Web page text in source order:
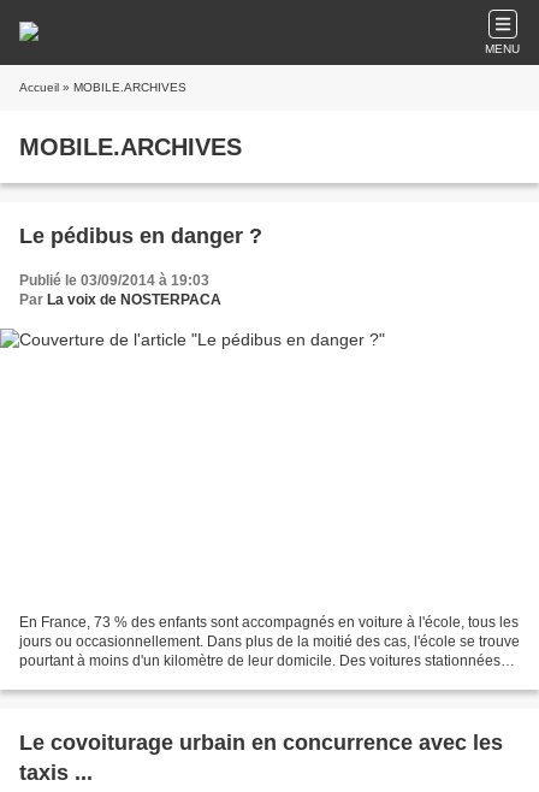
MENU
Accueil » MOBILE.ARCHIVES
MOBILE.ARCHIVES
Le pédibus en danger ?
Publié le 03/09/2014 à 19:03
Par La voix de NOSTERPACA
En France, 73 % des enfants sont accompagnés en voiture à l'école, tous les
jours ou occasionnellement. Dans plus de la moitié des cas, l'école se trouve
pourtant à moins d'un kilomètre de leur domicile. Des voitures stationnées
Le covoiturage urbain en concurrence avec les
taxis ...